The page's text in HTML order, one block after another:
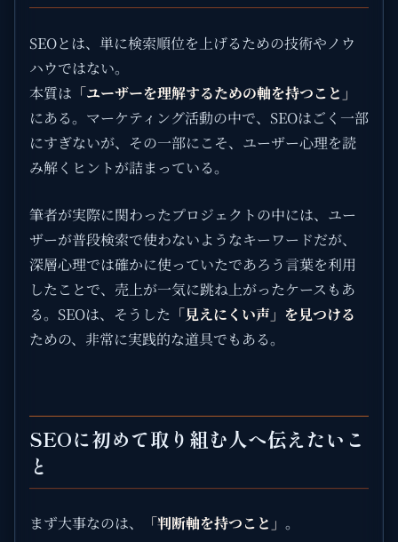
SEOとは、単に検索順位を上げるための技術やノウ
ハウではない。
本質は 「ユーザーを理解するための軸を持つこと」
にある。マーケティング活動の中で、SEOはごく一部
にすぎないが、その一部にこそ、ユーザー心理を読
み解くヒントが詰まっている。
筆者が実際に関わったプロジェクトの中には、ユー
ザーが普段検索で使わないようなキーワードだが、
深層心理では確かに使っていたであろう言葉を利用
したことで、売上が一気に跳ね上がったケースもあ
る。SEOは、そうした 「見えにくい声」を見つける
ための、非常に実践的な道具でもある。
SEOに初めて取り組む人へ伝えたいこ
と
まず大事なのは、 「判断軸を持つこと」 。